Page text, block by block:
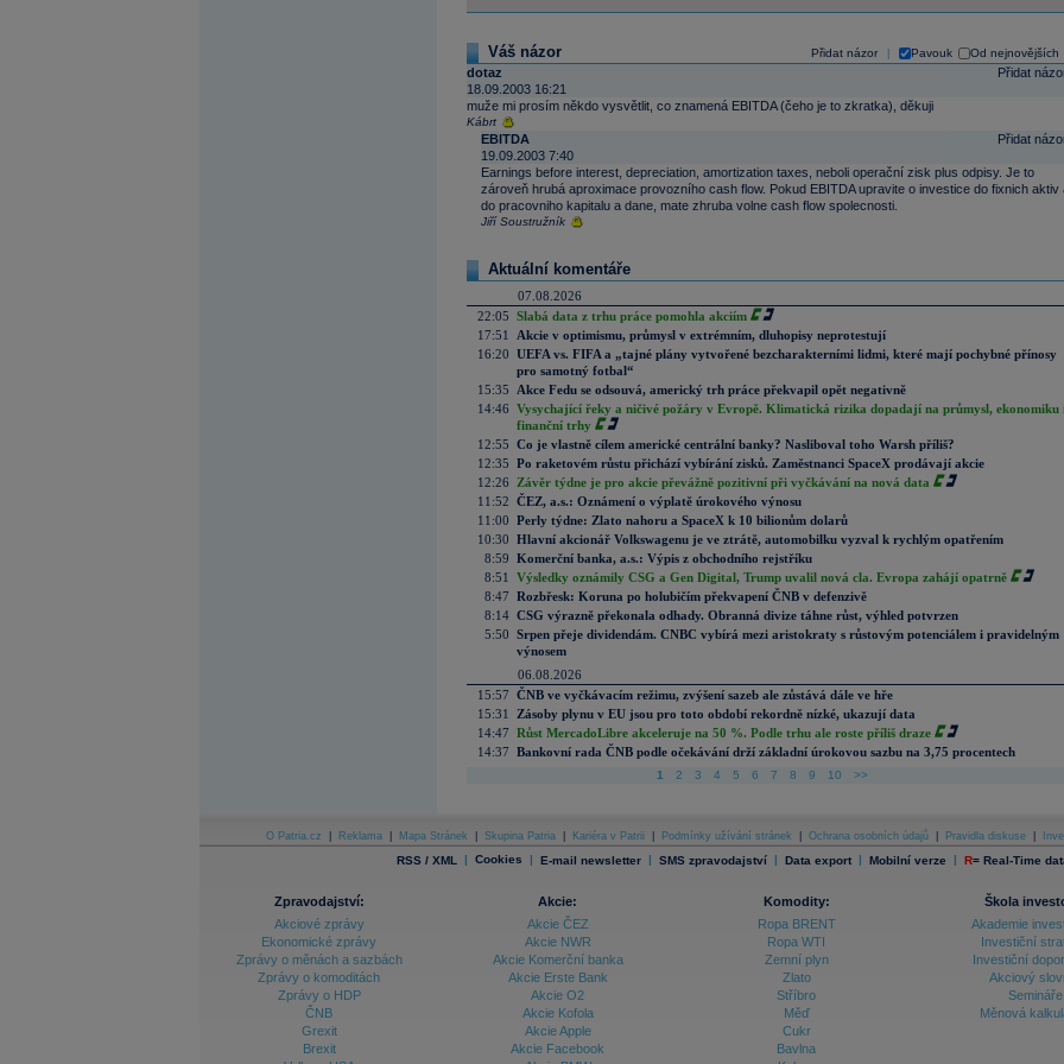
Přidat názor Pavouk Od nejnovějších
Váš názor
Přidat
dotaz
18.09.2003 16:21
muže mi prosím někdo vysvětlit, co znamená EBITDA (čeho je to zkratka), děkuji
Kábrt
Přidat
EBITDA
19.09.2003 7:40
Earnings before interest, depreciation, amortization taxes, neboli operační zisk plus odpisy. Je to
zároveň hrubá aproximace provozního cash flow. Pokud EBITDA upravite o investice do fixnich aktiv
do pracovniho kapitalu a dane, mate zhruba volne cash flow spolecnosti.
Jiří Soustružník
Aktuální komentáře
07.08.2026
22:05 Slabá data z trhu práce pomohla akciím
17:51
Akcie v optimismu, průmysl v extrémním, dluhopisy neprotestují
16:20 UEFA vs. FIFA a „tajné plány vytvořené bezcharakterními lidmi, které mají pochybné přínosy
pro samotný fotbal“
15:35
Akce Fedu se odsouvá, americký trh práce překvapil opět negativně
14:46 Vysychající řeky a ničivé požáry v Evropě. Klimatická rizika dopadají na průmysl, ekonomiku
finanční trhy
12:55 Co je vlastně cílem americké centrální banky? Nasliboval toho Warsh příliš?
12:35 Po raketovém růstu přichází vybírání zisků. Zaměstnanci SpaceX prodávají akcie
12:26
Závěr týdne je pro akcie převážně pozitivní při vyčkávání na nová data
11:52 ČEZ, a.s.: Oznámení o výplatě úrokového výnosu
11:00 Perly týdne: Zlato nahoru a SpaceX k 10 bilionům dolarů
10:30 Hlavní akcionář Volkswagenu je ve ztrátě, automobilku vyzval k rychlým opatřením
8:59 Komerční banka, a.s.: Výpis z obchodního rejstříku
8:51
Výsledky oznámily CSG a Gen Digital, Trump uvalil nová cla. Evropa zahájí opatrně
8:47 Rozbřesk: Koruna po holubičím překvapení ČNB v defenzivě
8:14 CSG výrazně překonala odhady. Obranná divize táhne růst, výhled potvrzen
5:50 Srpen přeje dividendám. CNBC vybírá mezi aristokraty s růstovým potenciálem i pravidelným
výnosem
06.08.2026
15:57 ČNB ve vyčkávacím režimu, zvýšení sazeb ale zůstává dále ve hře
15:31
Zásoby plynu v EU jsou pro toto období rekordně nízké, ukazují data
14:47 Růst MercadoLibre akceleruje na 50 %. Podle trhu ale roste příliš draze
14:37 Bankovní rada ČNB podle očekávání drží základní úrokovou sazbu na 3,75 procentech
1 2 3 4 5 6 7 8 9 10 >>
O Patria.cz Reklama Mapa Stránek Skupina Patria Kariéra v Patrii Podmínky užívání stránek Ochrana osobních údajů Pravidla diskuse
RSS / XML | Cookies | E-mail newsletter | SMS zpravodajství | Data export | Mobilní verze | R= Real-Time
Zpravodajství:
Akciové zprávy
Ekonomické zprávy
Zprávy o měnách a sazbách
Zprávy o komoditách
Zprávy o HDP
ČNB
Grexit
Brexit
Akcie:
Akcie ČEZ
Akcie NWR
Akcie Komerční banka
Akcie Erste Bank
Akcie O2
Akcie Kofola
Akcie Apple
Akcie Facebook
Komodity:
Ropa BRENT
Ropa WTI
Zemní plyn
Zlato
Stříbro
Měď
Cukr
Bavlna
Škola
Akademie
Investiční
Investiční
Akciový
Semináře
Měnová